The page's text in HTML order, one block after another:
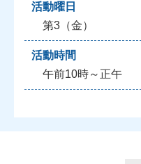
活動曜日
第3（金）
活動時間
午前10時～正午